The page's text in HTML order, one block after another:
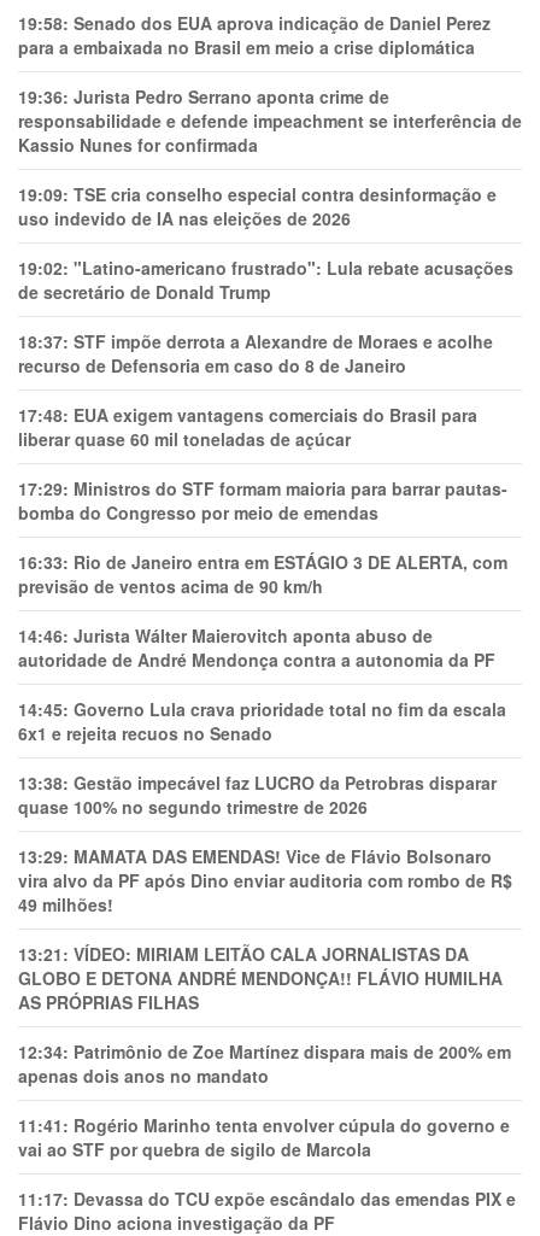
19:58: Senado dos EUA aprova indicação de Daniel Perez
para a embaixada no Brasil em meio a crise diplomática
19:36: Jurista Pedro Serrano aponta crime de
responsabilidade e defende impeachment se interferência de
Kassio Nunes for confirmada
19:09: TSE cria conselho especial contra desinformação e
uso indevido de IA nas eleições de 2026
19:02: "Latino-americano frustrado": Lula rebate acusações
de secretário de Donald Trump
18:37: STF impõe derrota a Alexandre de Moraes e acolhe
recurso de Defensoria em caso do 8 de Janeiro
17:48: EUA exigem vantagens comerciais do Brasil para
liberar quase 60 mil toneladas de açúcar
17:29: Ministros do STF formam maioria para barrar pautas-
bomba do Congresso por meio de emendas
16:33: Rio de Janeiro entra em ESTÁGIO 3 DE ALERTA, com
previsão de ventos acima de 90 km/h
14:46: Jurista Wálter Maierovitch aponta abuso de
autoridade de André Mendonça contra a autonomia da PF
14:45: Governo Lula crava prioridade total no fim da escala
6x1 e rejeita recuos no Senado
13:38: Gestão impecável faz LUCRO da Petrobras disparar
quase 100% no segundo trimestre de 2026
13:29: MAMATA DAS EMENDAS! Vice de Flávio Bolsonaro
vira alvo da PF após Dino enviar auditoria com rombo de R$
49 milhões!
13:21: VÍDEO: MIRIAM LEITÃO CALA JORNALISTAS DA
GLOBO E DETONA ANDRÉ MENDONÇA!! FLÁVIO HUMILHA
AS PRÓPRIAS FILHAS
12:34: Patrimônio de Zoe Martínez dispara mais de 200% em
apenas dois anos no mandato
11:41: Rogério Marinho tenta envolver cúpula do governo e
vai ao STF por quebra de sigilo de Marcola
11:17: Devassa do TCU expõe escândalo das emendas PIX e
Flávio Dino aciona investigação da PF